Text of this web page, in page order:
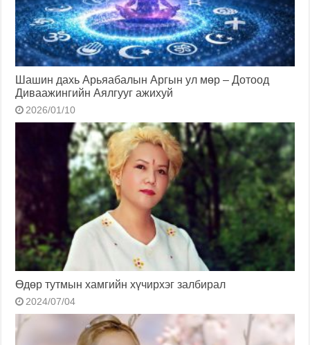
Шашин дахь Арьяабалын Аргын ул мөр – Дотоод
Диваажингийн Аялгууг ажихуй
2026/01/10
Өдөр тутмын хамгийн хүчирхэг залбирал
2024/07/04